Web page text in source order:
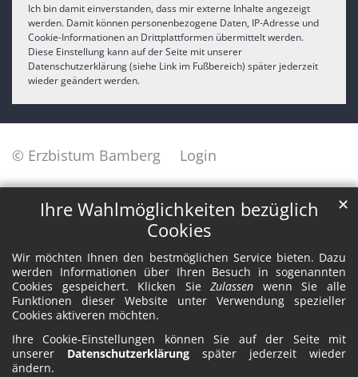
Ihre Wahlmöglichkeiten bezüglich
Cookies
Wir möchten Ihnen den bestmöglichen Service bieten. Dazu
werden Informationen über Ihren Besuch in sogenannten
Cookies gespeichert. Klicken SieZulassen wenn Sie alle
Funktionen dieser Website unter Verwendung spezieller
Cookies aktiveren möchten.
Ihre Cookie-Einstellungen können Sie auf der Seite mit
unserer Datenschutzerklärung später jederzeit wieder
ändern.
✕
Ich bin damit einverstanden, dass mir externe Inhalte angezeigt
werden. Damit können personenbezogene Daten, IP-Adresse und
Cookie-Informationen an Drittplattformen übermittelt werden.
Diese Einstellung kann auf der Seite mit unserer
Datenschutzerklärung (siehe Link im Fußbereich) später jederzeit
wieder geändert werden.
© Erzbistum Bamberg Login